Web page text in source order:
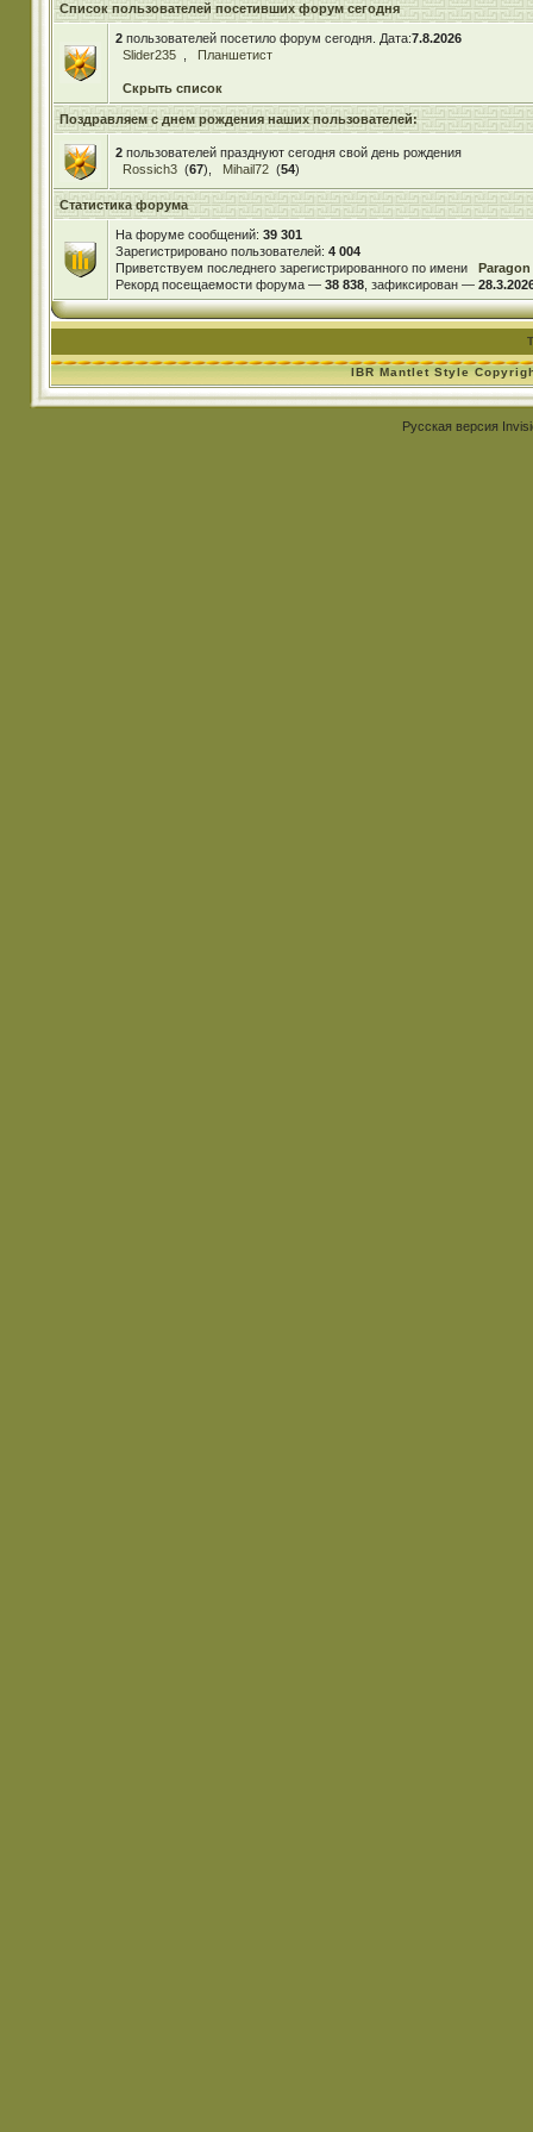
Список пользователей посетивших форум сегодня
2пользователей посетило форум сегодня. Дата:7.8.2026
Slider235
Планшетист
Скрыть список
Поздравляем с днем рождения наших пользователей:
2пользователей празднуют сегодня свой день рождения
Rossich3 (67), Mihail72 (54)
Статистика форума
На форуме сообщений: 39 301
Зарегистрировано пользователей: 4 004
Приветствуем последнего зарегистрированного по имени
Paragon
Рекорд посещаемости форума — 38 838, зафиксирован —
IBR Mantlet Style
Русская версия